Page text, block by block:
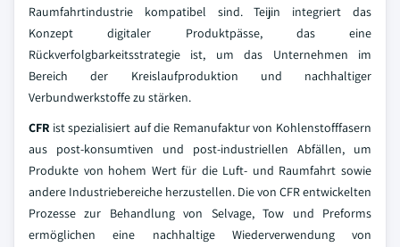
Raumfahrtindustrie kompatibel sind. Teijin integriert das
Konzept digitaler Produktpässe, das eine
Rückverfolgbarkeitsstrategie ist, um das Unternehmen im
Bereich der Kreislaufproduktion und nachhaltiger
Verbundwerkstoffe zu stärken.
CFR ist spezialisiert auf die Remanufaktur von Kohlenstofffasern
aus post-konsumtiven und post-industriellen Abfällen, um
Produkte von hohem Wert für die Luft- und Raumfahrt sowie
andere Industriebereiche herzustellen. Die von CFR entwickelten
Prozesse zur Behandlung von Selvage, Tow und Preforms
ermöglichen eine nachhaltige Wiederverwendung von